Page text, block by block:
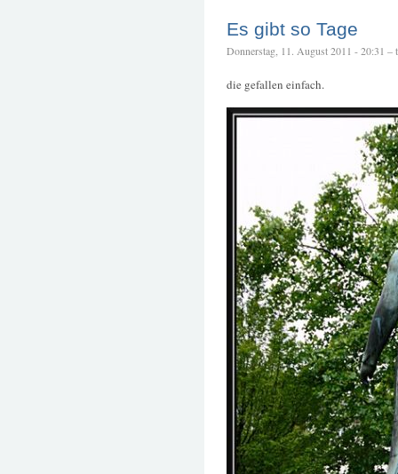
Es gibt so Tage
Donnerstag, 11. August 2011 - 20:31 –
die gefallen einfach.